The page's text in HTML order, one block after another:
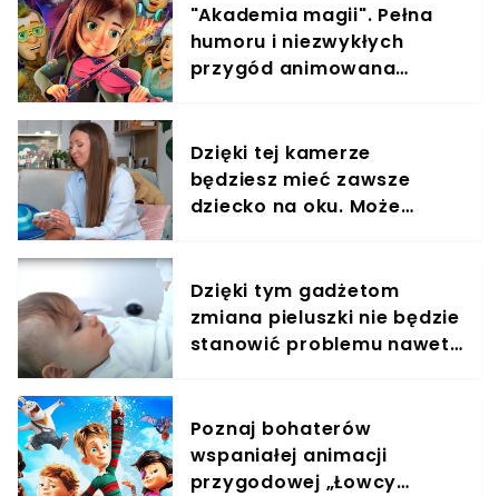
"Akademia magii". Pełna
humoru i niezwykłych
przygód animowana
Dzięki tej kamerze
będziesz mieć zawsze
dziecko na oku. Może
Dzięki tym gadżetom
zmiana pieluszki nie będzie
stanowić problemu nawet
Poznaj bohaterów
wspaniałej animacji
przygodowej „Łowcy